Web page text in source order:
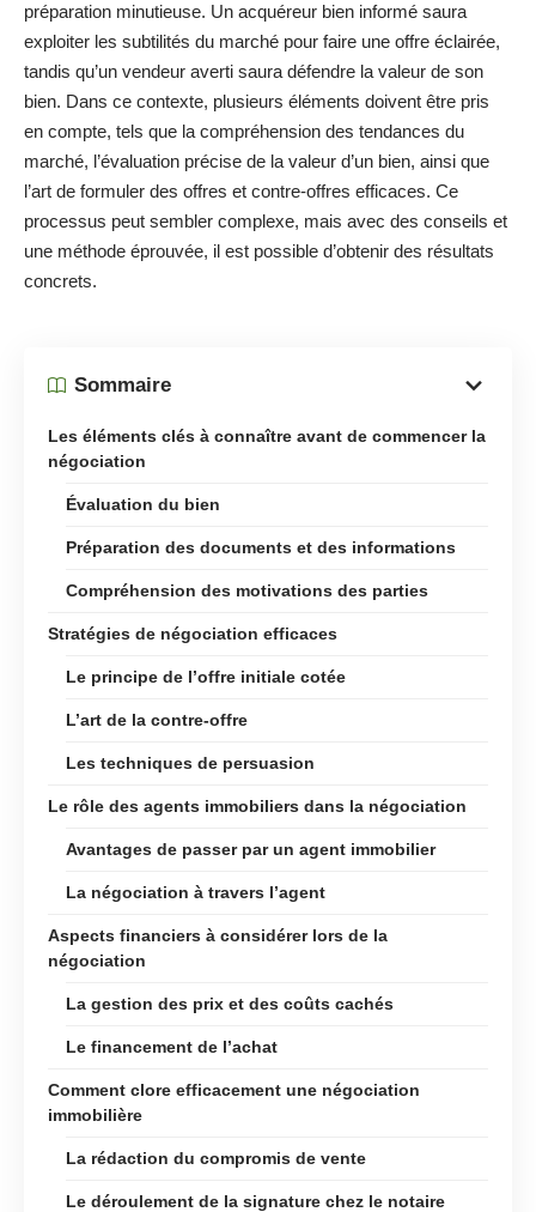
préparation minutieuse. Un acquéreur bien informé saura
exploiter les subtilités du marché pour faire une offre éclairée,
tandis qu’un vendeur averti saura défendre la valeur de son
bien. Dans ce contexte, plusieurs éléments doivent être pris
en compte, tels que la compréhension des tendances du
marché, l’évaluation précise de la valeur d’un bien, ainsi que
l’art de formuler des offres et contre-offres efficaces. Ce
processus peut sembler complexe, mais avec des conseils et
une méthode éprouvée, il est possible d’obtenir des résultats
concrets.
Sommaire
Les éléments clés à connaître avant de commencer la
négociation
Évaluation du bien
Préparation des documents et des informations
Compréhension des motivations des parties
Stratégies de négociation efficaces
Le principe de l’offre initiale cotée
L’art de la contre-offre
Les techniques de persuasion
Le rôle des agents immobiliers dans la négociation
Avantages de passer par un agent immobilier
La négociation à travers l’agent
Aspects financiers à considérer lors de la
négociation
La gestion des prix et des coûts cachés
Le financement de l’achat
Comment clore efficacement une négociation
immobilière
La rédaction du compromis de vente
Le déroulement de la signature chez le notaire